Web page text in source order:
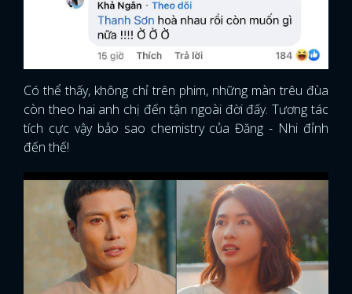
Có thể thấy, không chỉ trên phim, những màn trêu đùa
còn theo hai anh chị đến tận ngoài đời đấy. Tương tác
tích cực vậy bảo sao chemistry của Đăng - Nhi đỉnh
đến thế!